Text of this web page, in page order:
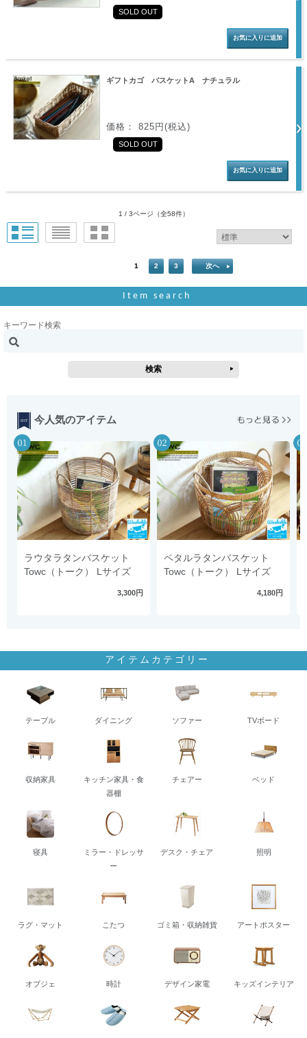
SOLD OUT
ギフトカゴ バスケットA ナチュラル
価格： 825円(税込)
SOLD OUT
1 / 3ページ （全58件）
1 2 3 次へ
Item search
キーワード検索
今人気のアイテム
ラウタラタンバスケット
Towc（トーク） Lサイズ
3,300円
ペタルラタンバスケット
Towc（トーク） Lサイズ
4,180円
アイテムカテゴリー
テーブル ダイニング ソファー TVボード
収納家具
キッチン家具・食
器棚
チェアー ベッド
寝具
ミラー・ドレッサ
ー
デスク・チェア 照明
ラグ・マット こたつ ゴミ箱・収納雑貨 アートポスター
オブジェ 時計 デザイン家電 キッズインテリア